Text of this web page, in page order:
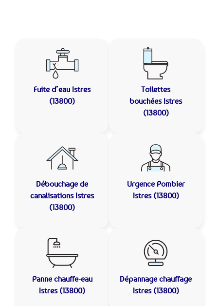
Fuite d’eau Istres
(13800)
Toilettes
bouchées Istres
(13800)
Débouchage de
canalisations Istres
(13800)
Urgence Pombier
Istres (13800)
Panne chauffe-eau
Istres (13800)
Dépannage chauffage
Istres (13800)